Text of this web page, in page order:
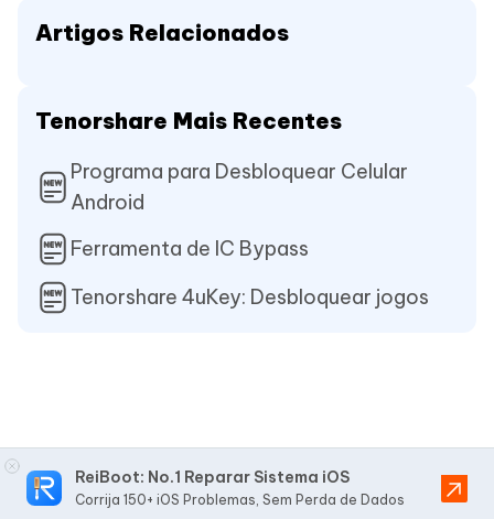
Artigos Relacionados
Tenorshare Mais Recentes
Programa para Desbloquear Celular
Android
Ferramenta de IC Bypass
Tenorshare 4uKey: Desbloquear jogos
ReiBoot: No.1 Reparar Sistema iOS
Corrija 150+ iOS Problemas, Sem Perda de Dados